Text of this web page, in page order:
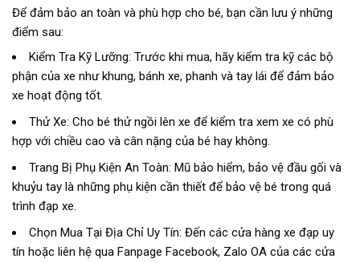
Để đảm bảo an toàn và phù hợp cho bé, bạn cần lưu ý những
điểm sau:
Kiểm Tra Kỹ Lưỡng: Trước khi mua, hãy kiểm tra kỹ các bộ
phận của xe như khung, bánh xe, phanh và tay lái để đảm bảo
xe hoạt động tốt.
Thử Xe: Cho bé thử ngồi lên xe để kiểm tra xem xe có phù
hợp với chiều cao và cân nặng của bé hay không.
Trang Bị Phụ Kiện An Toàn: Mũ bảo hiểm, bảo vệ đầu gối và
khuỷu tay là những phụ kiện cần thiết để bảo vệ bé trong quá
trình đạp xe.
Chọn Mua Tại Địa Chỉ Uy Tín: Đến các cửa hàng xe đạp uy
tín hoặc liên hệ qua Fanpage Facebook, Zalo OA của các cửa